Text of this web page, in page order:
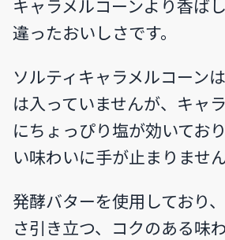
キャラメルコーンより香ば
違ったおいしさです。
ソルティキャラメルコーン
は入っていませんが、キャ
にちょっぴり塩が効いてお
い味わいに手が止まりませ
発酵バターを使用しており
さ引き立つ、コクのある味わ